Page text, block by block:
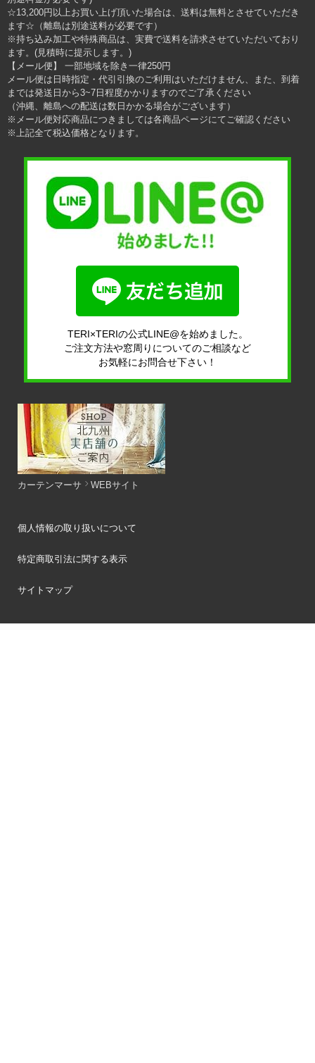
☆13,200円以上お買い上げ頂いた場合は、送料は無料とさせていただき
ます☆（離島は別途送料が必要です）
※持ち込み加工や特殊商品は、実費で送料を請求させていただいており
ます。(見積時に提示します。)
【メール便】 一部地域を除き一律250円
メール便は日時指定・代引引換のご利用はいただけません、また、到着
までは発送日から3~7日程度かかりますのでご了承ください
（沖縄、離島への配送は数日かかる場合がございます）
※メール便対応商品につきましては各商品ページにてご確認ください
※上記全て税込価格となります。
TERI×TERIの公式LINE@を始めました。
ご注文方法や窓周りについてのご相談など
お気軽にお問合せ下さい！
カーテンマーサ WEBサイト
個人情報の取り扱いについて
特定商取引法に関する表示
サイトマップ